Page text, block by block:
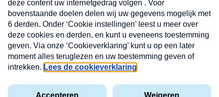
MAX
Cookieverklaring
Kwetsbaarheid
X
Nieuwsbrief
Neem hier een gratis abonnement op de MAX
Consumenten nieuwsbrief. Elke maandag en
donderdag in uw mailbox.